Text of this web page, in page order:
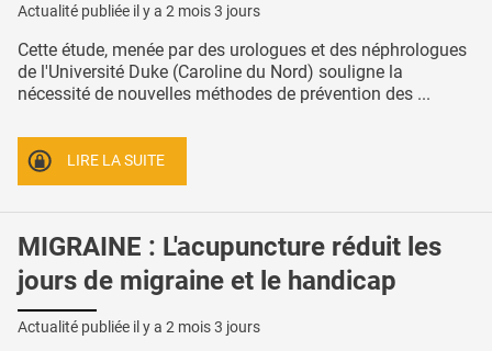
Actualité publiée il y a 2 mois 3 jours
Cette étude, menée par des urologues et des néphrologues
de l'Université Duke (Caroline du Nord) souligne la
nécessité de nouvelles méthodes de prévention des ...
LIRE LA SUITE
MIGRAINE : L'acupuncture réduit les
jours de migraine et le handicap
Actualité publiée il y a 2 mois 3 jours